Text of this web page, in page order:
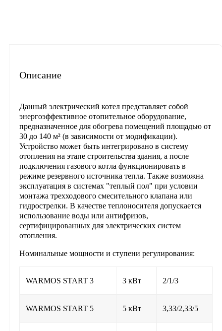
Описание
Данный электрический котел представляет собой
энергоэффективное отопительное оборудование,
предназначенное для обогрева помещений площадью от
30 до 140 м² (в зависимости от модификации).
Устройство может быть интегрировано в систему
отопления на этапе строительства здания, а после
подключения газового котла функционировать в
режиме резервного источника тепла. Также возможна
эксплуатация в системах "теплый пол" при условии
монтажа трехходового смесительного клапана или
гидрострелки. В качестве теплоносителя допускается
использование воды или антифризов,
сертифицированных для электрических систем
отопления.
Номинальные мощности и ступени регулирования:
WARMOS START 3 3 кВт 2/1/3
WARMOS START 5 5 кВт 3,33/2,33/5